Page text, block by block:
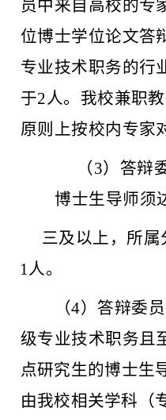
员中来自高校的专
位博士学位论文答
专业技术职务的行
于2人。我校兼职
原则上按校内专家
（ 3）答辩
博士生导师须
三及以上，所
1人。
（4）答辩委
级专业技术职务且
点研究生的博士生
由我校相关学科（